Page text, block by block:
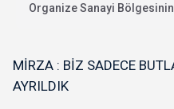
Organize Sanayi
MİRZA : BİZ SADECE
AYRILDIK